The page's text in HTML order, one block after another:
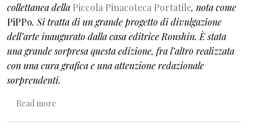
collettanea della Piccola Pinacoteca Portatile, nota come
PiPPo. Si tratta di un grande progetto di divulgazione
dell’arte inaugurato dalla casa editrice Ronshin. È stata
una grande sorpresa questa edizione, fra l’altro realizzata
con una cura grafica e una attenzione redazionale
sorprendenti.
Read more